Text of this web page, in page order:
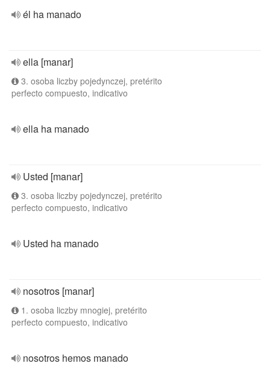
él ha manado
ella [manar]
3. osoba liczby pojedynczej, pretérito
perfecto compuesto, indicativo
ella ha manado
Usted [manar]
3. osoba liczby pojedynczej, pretérito
perfecto compuesto, indicativo
Usted ha manado
nosotros [manar]
1. osoba liczby mnogiej, pretérito
perfecto compuesto, indicativo
nosotros hemos manado